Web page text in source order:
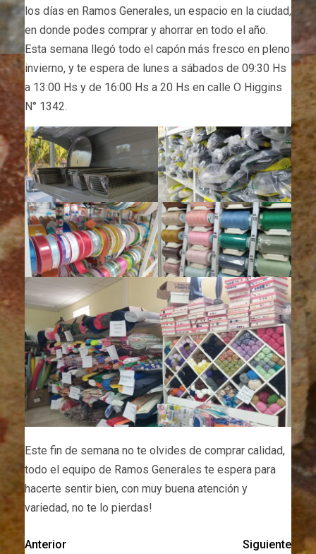
los días en Ramos Generales, un espacio en la ciudad,
en donde podes comprar y ahorrar en todo el año.
Esta semana llegó todo el capón más fresco en pleno
invierno, y te espera de lunes a sábados de 09:30 Hs
a 13:00 Hs y de 16:00 Hs a 20 Hs en calle O Higgins
N° 1342.
Este fin de semana no te olvides de comprar calidad,
todo el equipo de Ramos Generales te espera para
hacerte sentir bien, con muy buena atención y
variedad, no te lo pierdas!
Anterior
Siguiente